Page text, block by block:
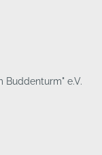
Buddenturm" e.V.